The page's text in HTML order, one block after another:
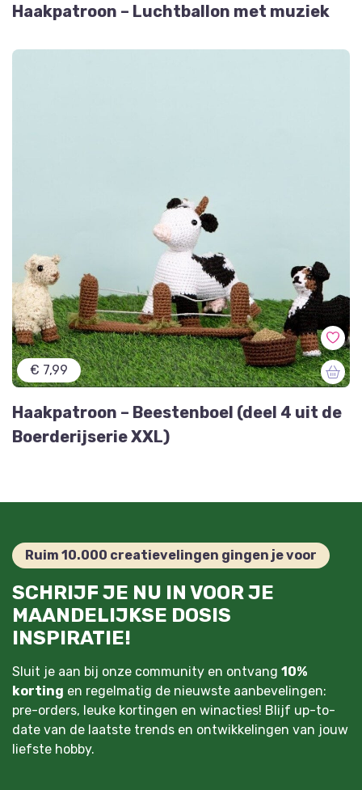
Haakpatroon – Luchtballon met muziek
€ 7,99
Haakpatroon – Beestenboel (deel 4 uit de
Boerderijserie XXL)
Ruim 10.000 creatievelingen gingen je voor
SCHRIJF JE NU IN VOOR JE
MAANDELIJKSE DOSIS
INSPIRATIE!
Sluit je aan bij onze community en ontvang 10%
korting en regelmatig de nieuwste aanbevelingen:
pre-orders, leuke kortingen en winacties! Blijf up-to-
date van de laatste trends en ontwikkelingen van jouw
liefste hobby.